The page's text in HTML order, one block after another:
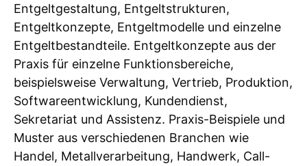
Entgeltgestaltung, Entgeltstrukturen,
Entgeltkonzepte, Entgeltmodelle und einzelne
Entgeltbestandteile. Entgeltkonzepte aus der
Praxis für einzelne Funktionsbereiche,
beispielsweise Verwaltung, Vertrieb, Produktion,
Softwareentwicklung, Kundendienst,
Sekretariat und Assistenz. Praxis-Beispiele und
Muster aus verschiedenen Branchen wie
Handel, Metallverarbeitung, Handwerk, Call-